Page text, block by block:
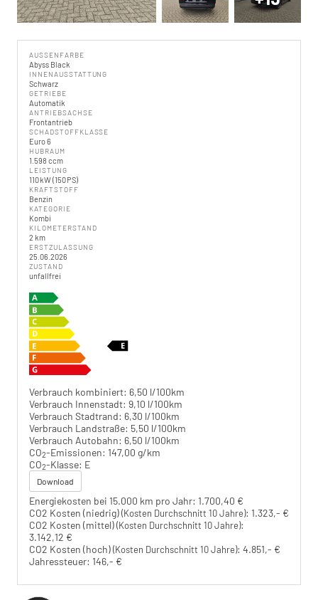
AUSSENFARBE
Abyss Black
INNENAUSSTATTUNG
Schwarz
GETRIEBE
Automatik
ANTRIEBSACHSE
Frontantrieb
SCHADSTOFFKLASSE
Euro 6
HUBRAUM
1.598 ccm
LEISTUNG
110 kW (150 PS)
KRAFTSTOFF
Benzin
KATEGORIE
Kombi
KILOMETERSTAND
2 km
ERSTZULASSUNG
25.06.2026
ZUSTAND
unfallfrei
Verbrauch kombiniert: 6,50 l/100km
Verbrauch Innenstadt: 9,10 l/100km
Verbrauch Stadtrand: 6,30 l/100km
Verbrauch Landstraße: 5,50 l/100km
Verbrauch Autobahn: 6,50 l/100km
CO2-Emissionen: 147,00 g/km
CO2-Klasse: E
Download
Energiekosten bei 15.000 km pro Jahr: 1.700,40 €
CO2 Kosten (niedrig)(Kosten Durchschnitt 10 Jahre): 1.323,- €
CO2 Kosten (mittel)(Kosten Durchschnitt 10 Jahre):
3.142,12 €
CO2 Kosten (hoch)(Kosten Durchschnitt 10 Jahre): 4.851,- €
Jahressteuer: 146,- €